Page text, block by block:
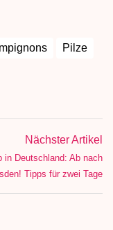
Pilze
Nächster Artikel
in Deutschland: Ab nach
Tipps für zwei Tage